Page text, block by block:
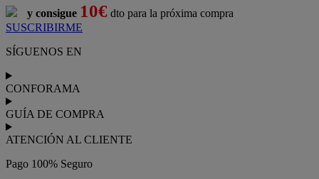
y consigue 10€ dto para la próxima compra
SUSCRIBIRME
SÍGUENOS EN
CONFORAMA
GUÍA DE COMPRA
ATENCIÓN AL CLIENTE
Pago 100% Seguro